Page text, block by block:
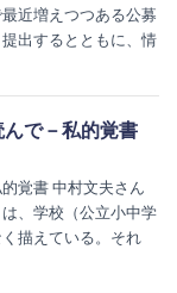
近増えつつある公募
出するとともに、情
んで－私的覚書
覚書 中村文夫さん
、学校（公立小中学
描えている。それ